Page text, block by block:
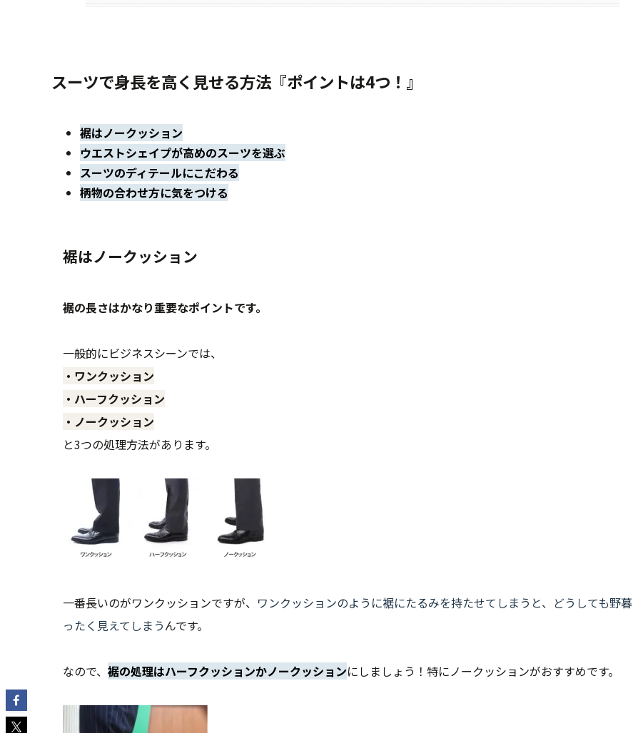
スーツで身長を高く見せる方法『ポイントは4つ！』
裾はノークッション
ウエストシェイプが高めのスーツを選ぶ
スーツのディテールにこだわる
柄物の合わせ方に気をつける
裾はノークッション
裾の長さはかなり重要なポイントです。
一般的にビジネスシーンでは、
・ワンクッション
・ハーフクッション
・ノークッション
と3つの処理方法があります。
一番長いのがワンクッションですが、 ワンクッションのように裾にたるみを持たせてしまうと、どうしても野暮
ったく見えてしまうんです。
なので、 裾の処理はハーフクッションかノークッションにしましょう！特にノークッションがおすすめです。